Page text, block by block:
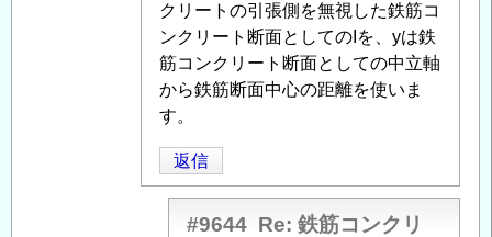
ク
リ
ー
ト
の
面
耐
力、
クリートの引張側を無視した鉄筋コ
ンクリート断面としてのIを、yは鉄
筋コンクリート断面としての中立軸
から鉄筋断面中心の距離を使いま
す。
返信
#9644 Re: 鉄筋コンクリ